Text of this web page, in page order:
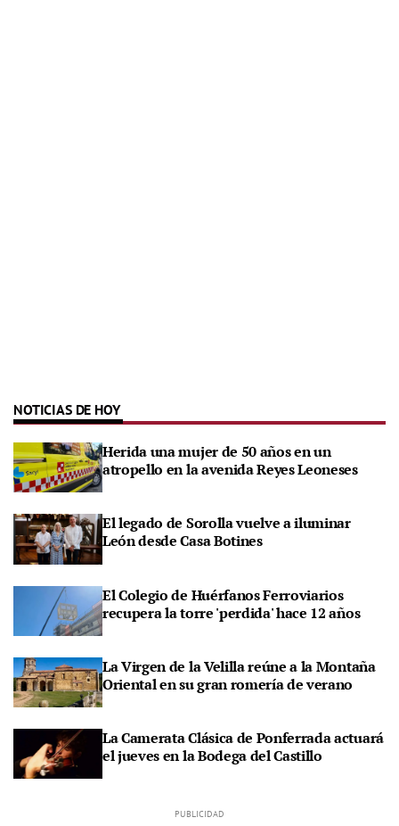
NOTICIAS DE HOY
Herida una mujer de 50 años en un
atropello en la avenida Reyes Leoneses
El legado de Sorolla vuelve a iluminar
León desde Casa Botines
El Colegio de Huérfanos Ferroviarios
recupera la torre 'perdida' hace 12 años
La Virgen de la Velilla reúne a la Montaña
Oriental en su gran romería de verano
La Camerata Clásica de Ponferrada actuará
el jueves en la Bodega del Castillo